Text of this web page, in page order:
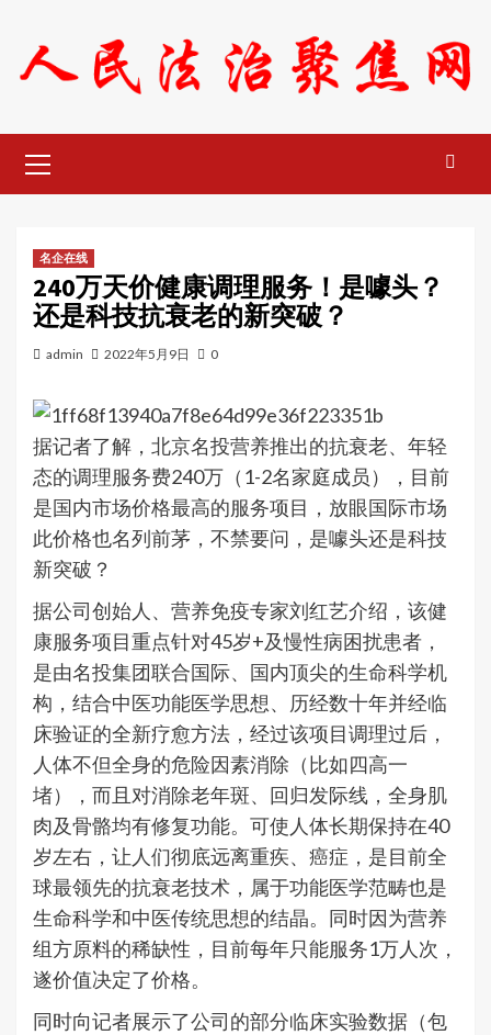
content
Menu
名企在线
240万天价健康调理服务！是噱头？
还是科技抗衰老的新突破？
admin 2022年5月9日 0
据记者了解，北京名投营养推出的抗衰老、年轻
态的调理服务费240万（1-2名家庭成员），目前
是国内市场价格最高的服务项目，放眼国际市场
此价格也名列前茅，不禁要问，是噱头还是科技
新突破？
据公司创始人、营养免疫专家刘红艺介绍，该健
康服务项目重点针对45岁+及慢性病困扰患者，
是由名投集团联合国际、国内顶尖的生命科学机
构，结合中医功能医学思想、历经数十年并经临
床验证的全新疗愈方法，经过该项目调理过后，
人体不但全身的危险因素消除（比如四高一
堵），而且对消除老年斑、回归发际线，全身肌
肉及骨骼均有修复功能。可使人体长期保持在40
岁左右，让人们彻底远离重疾、癌症，是目前全
球最领先的抗衰老技术，属于功能医学范畴也是
生命科学和中医传统思想的结晶。同时因为营养
组方原料的稀缺性，目前每年只能服务1万人次，
遂价值决定了价格。
同时向记者展示了公司的部分临床实验数据（包